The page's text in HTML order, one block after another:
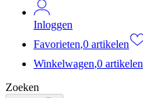
Inloggen
Favorieten,0 artikelen
Winkelwagen,0 artikelen
Zoeken